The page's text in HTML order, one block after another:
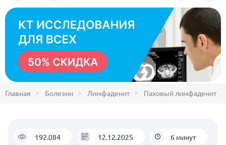
Главная Болезни Лимфаденит Паховый лимфаденит
192.084 12.12.2025 6 минут